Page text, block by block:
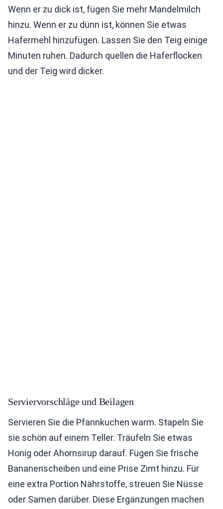
Wenn er zu dick ist, fügen Sie mehr Mandelmilch
hinzu. Wenn er zu dünn ist, können Sie etwas
Hafermehl hinzufügen. Lassen Sie den Teig einige
Minuten ruhen. Dadurch quellen die Haferflocken
und der Teig wird dicker.
Serviervorschläge und Beilagen
Servieren Sie die Pfannkuchen warm. Stapeln Sie
sie schön auf einem Teller. Träufeln Sie etwas
Honig oder Ahornsirup darauf. Fügen Sie frische
Bananenscheiben und eine Prise Zimt hinzu. Für
eine extra Portion Nährstoffe, streuen Sie Nüsse
oder Samen darüber. Diese Ergänzungen machen